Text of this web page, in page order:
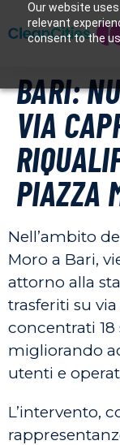
Our website
relevant
consent to the
BARI:
VIA
PIAZZA
Nell’ambito
Moro a Bari,
attorno alla
trasferiti su
concentrati 18
migliorando
utenti e
L’intervento,